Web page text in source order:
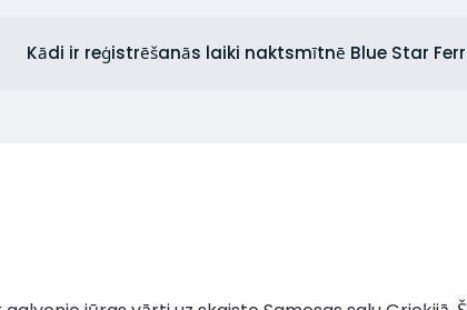
Kādi ir reģistrēšanās laiki naktsmītnē Blue Star